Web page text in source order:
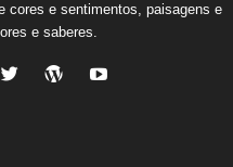
cores e sentimentos, paisagens e
e saberes.